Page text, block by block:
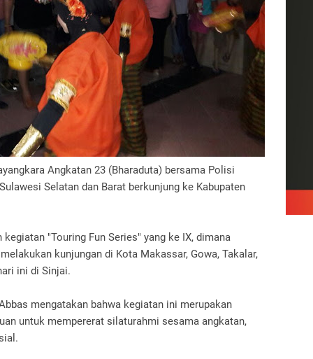
Angkatan 23 (Bharaduta) bersama Polisi
Selatan dan Barat berkunjung ke Kabupaten
"Touring Fun Series" yang ke IX, dimana
kunjungan di Kota Makassar, Gowa, Takalar,
ini di Sinjai.
mengatakan bahwa kegiatan ini merupakan
untuk mempererat silaturahmi sesama angkatan,